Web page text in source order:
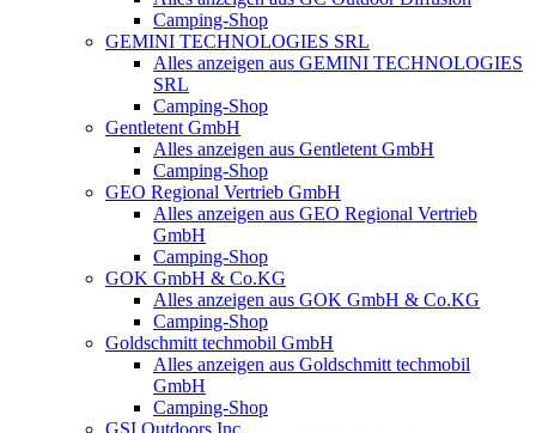
Camping-Shop
GEMINI TECHNOLOGIES SRL
Alles anzeigen aus GEMINI TECHNOLOGIES
SRL
Camping-Shop
Gentletent GmbH
Alles anzeigen aus Gentletent GmbH
Camping-Shop
GEO Regional Vertrieb GmbH
Alles anzeigen aus GEO Regional Vertrieb
GmbH
Camping-Shop
GOK GmbH & Co.KG
Alles anzeigen aus GOK GmbH & Co.KG
Camping-Shop
Goldschmitt techmobil GmbH
Alles anzeigen aus Goldschmitt techmobil
GmbH
Camping-Shop
GSI Outdoors Inc.